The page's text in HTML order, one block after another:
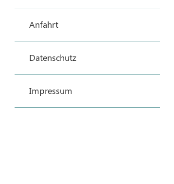
Anfahrt
Datenschutz
Impressum